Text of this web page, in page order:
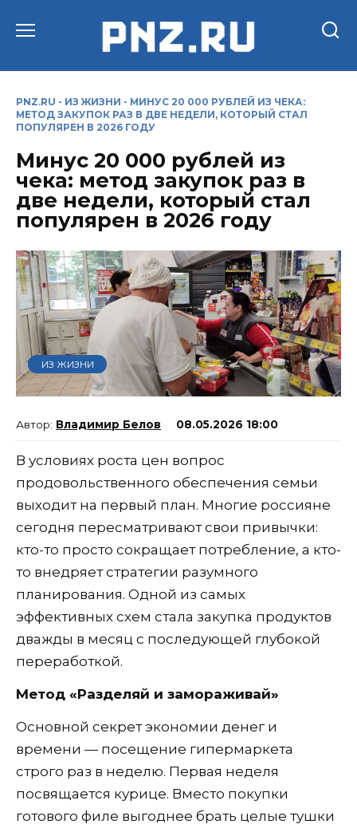
PNZ.RU - ИЗ ЖИЗНИ - МИНУС 20 000 РУБЛЕЙ ИЗ ЧЕКА:
МЕТОД ЗАКУПОК РАЗ В ДВЕ НЕДЕЛИ, КОТОРЫЙ СТАЛ
ПОПУЛЯРЕН В 2026 ГОДУ
Минус 20 000 рублей из
чека: метод закупок раз в
две недели, который стал
популярен в 2026 году
ИЗ ЖИЗНИ
Владимир Белов 08.05.2026 18:00
В условиях роста цен вопрос
продовольственного обеспечения семьи
выходит на первый план. Многие россияне
сегодня пересматривают свои привычки:
кто-то просто сокращает потребление, а кто-
то внедряет стратегии разумного
планирования. Одной из самых
эффективных схем стала закупка продуктов
дважды в месяц с последующей глубокой
переработкой.
Метод «Разделяй и замораживай»
Основной секрет экономии денег и
времени — посещение гипермаркета
строго раз в неделю. Первая неделя
посвящается курице. Вместо покупки
готового филе выгоднее брать целые тушки